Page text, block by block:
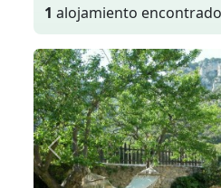
1 alojamiento encontrado
Anterior